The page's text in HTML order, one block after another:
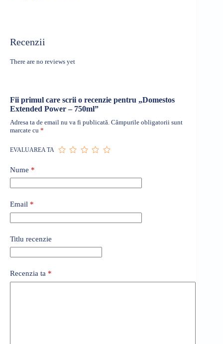
Recenzii
There are no reviews yet
Fii primul care scrii o recenzie pentru „Domestos
Extended Power – 750ml”
Adresa ta de email nu va fi publicată. Câmpurile obligatorii sunt
marcate cu *
EVALUAREA TA
Nume *
Email *
Titlu recenzie
Recenzia ta *